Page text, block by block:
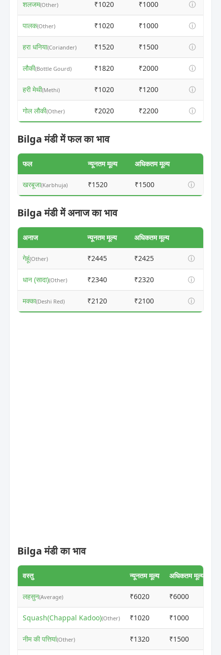
शलजम(Other) ₹1020 ₹1000 ⓘ
पालक(Other) ₹1020 ₹1000 ⓘ
हरा धनिया(Coriander) ₹1520 ₹1500 ⓘ
लौकी(Bottle Gourd) ₹1820 ₹2000 ⓘ
हरी मेथी(Methi) ₹1020 ₹1200 ⓘ
गोल लौकी(Other) ₹2020 ₹2200 ⓘ
Bilga मंडी में फल का भाव
फल न्यूनतम मूल्य अधिकतम मूल्य
खरबूजा(Karbhuja) ₹1520 ₹1500 ⓘ
Bilga मंडी में अनाज का भाव
अनाज न्यूनतम मूल्य अधिकतम मूल्य
गेहूं(Other) ₹2445 ₹2425 ⓘ
धान (सादा)(Other) ₹2340 ₹2320 ⓘ
मक्का(Deshi Red) ₹2120 ₹2100 ⓘ
Bilga मंडी का भाव
वस्तु न्यूनतम मूल्य अधिकतम मूल्य
लहसुन(Average) ₹6020 ₹6000
Squash(Chappal Kadoo)(Other) ₹1020 ₹1000
नीम की पत्तियां(Other) ₹1320 ₹1500